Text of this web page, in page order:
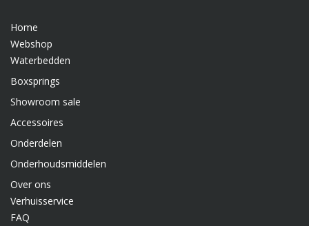
Home
Webshop
Waterbedden
Boxsprings
Showroom sale
Accessoires
Onderdelen
Onderhoudsmiddelen
Over ons
Verhuisservice
FAQ